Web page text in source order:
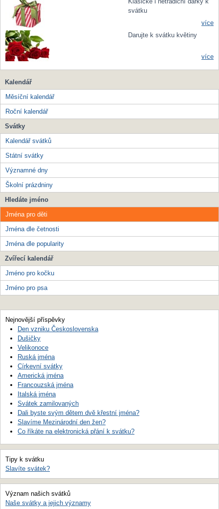
svátku
více
Darujte k svátku květiny
více
Kalendář
Měsíční kalendář
Roční kalendář
Svátky
Kalendář svátků
Státní svátky
Významné dny
Školní prázdniny
Hledáte jméno
Jména pro děti
Jména dle četnosti
Jména dle popularity
Zvířecí kalendář
Jméno pro kočku
Jméno pro psa
Nejnovější příspěvky
Den vzniku Československa
Dušičky
Velikonoce
Ruská jména
Církevní svátky
Americká jména
Francouzská jména
Italská jména
Svátek zamilovaných
Dali byste svým dětem dvě křestní jména?
Slavíme Mezinárodní den žen?
Co říkáte na elektronická přání k svátku?
Tipy k svátku
Slavíte svátek?
Význam našich svátků
Naše svátky a jejich významy